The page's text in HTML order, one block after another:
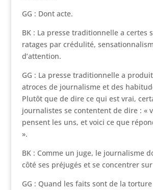
GG : Dont acte.
BK : La presse traditionnelle a certes
ratages par crédulité,
d’attention.
GG : La presse traditionnelle a
atroces de journalisme et des
Plutôt que de dire ce qui est vrai,
journalistes se contentent de dire : «
pensent les uns, et voici ce que
».
BK : Comme un juge, le journalisme
côté ses préjugés et se concentrer
GG : Quand les faits sont de la